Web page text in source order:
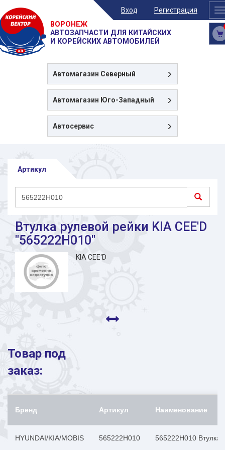
Вход Регистрация
ВОРОНЕЖ
АВТОЗАПЧАСТИ ДЛЯ КИТАЙСКИХ
И КОРЕЙСКИХ АВТОМОБИЛЕЙ
Автомагазин Северный
Автомагазин Юго-Западный
Автосервис
Артикул
Втулка рулевой рейки KIA CEE'D
"565222H010"
KIA CEE'D
Товар под
заказ:
Бренд Артикул Наименование
HYUNDAI/KIA/MOBIS 565222H010 565222H010 Втулка